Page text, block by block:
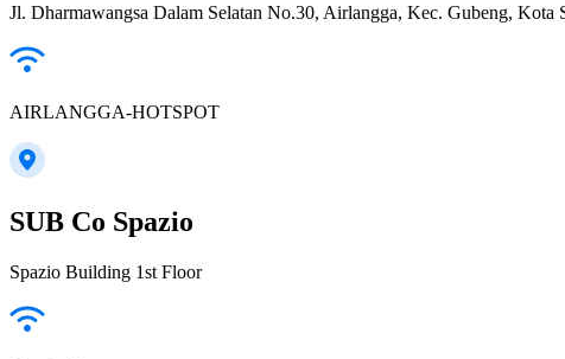
Jl. Dharmawangsa Dalam Selatan No.30, Airlangga, Kec. Gubeng, Kota
AIRLANGGA-HOTSPOT
SUB Co Spazio
Spazio Building 1st Floor